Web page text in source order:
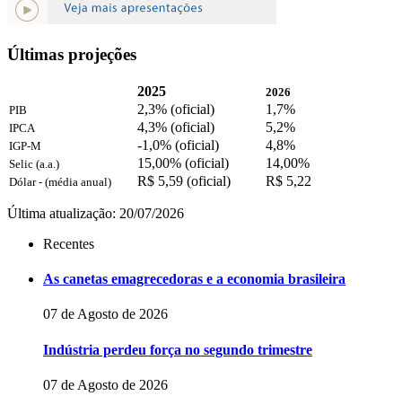
Últimas projeções
2025
2026
PIB
2,3% (oficial) 1,7%
IPCA 4,3% (oficial) 5,2%
IGP-M -1,0% (oficial) 4,8%
Selic (a.a.) 15,00% (oficial) 14,00%
Dólar - (média anual) R$ 5,59 (oficial) R$ 5,22
Última atualização: 20/07/2026
Recentes
As canetas emagrecedoras e a economia brasileira
07 de Agosto de 2026
Indústria perdeu força no segundo trimestre
07 de Agosto de 2026